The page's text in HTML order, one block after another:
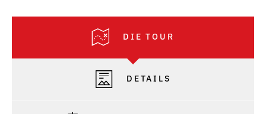
DIE TOUR
DETAILS